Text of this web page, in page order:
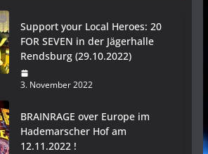
Support your Local Heroes: 20
FOR SEVEN in der Jägerhalle
Rendsburg (29.10.2022)
3. November 2022
BRAINRAGE over Europe im
Hademarscher Hof am
12.11.2022 !